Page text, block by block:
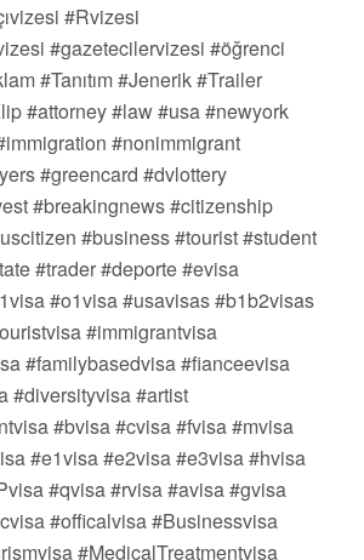
#Rvizesi
#gazetecilervizesi #öğrenci
#Tanıtım #Jenerik #Trailer
#attorney #law #usa #newyork
#nonimmigrant
#greencard #dvlottery
#breakingnews #citizenship
#business #tourist #student
#trader #deporte #evisa
#o1visa #usavisas #b1b2visas
#immigrantvisa
#familybasedvisa #fianceevisa
#diversityvisa #artist
#bvisa #cvisa #fvisa #mvisa
#e1visa #e2visa #e3visa #hvisa
#qvisa #rvisa #avisa #gvisa
#officalvisa #Businessvisa
#MedicalTreatmentvisa